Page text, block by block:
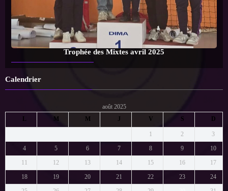
Trophée des Mixtes avril 2025
Calendrier
août 2025
L
M M J V S D
1 2
3
4
5 6 7 8 9
10
11
12 13 14 15 16
17
18
19 20 21 22 23
24